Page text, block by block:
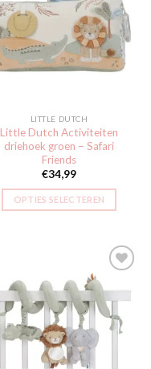
Toevoegen
aan
verlanglijst
LITTLE DUTCH
Little Dutch Activiteiten
driehoek groen – Safari
Friends
€34,99
OPTIES SELECTEREN
Toevoegen
aan
verlanglijst